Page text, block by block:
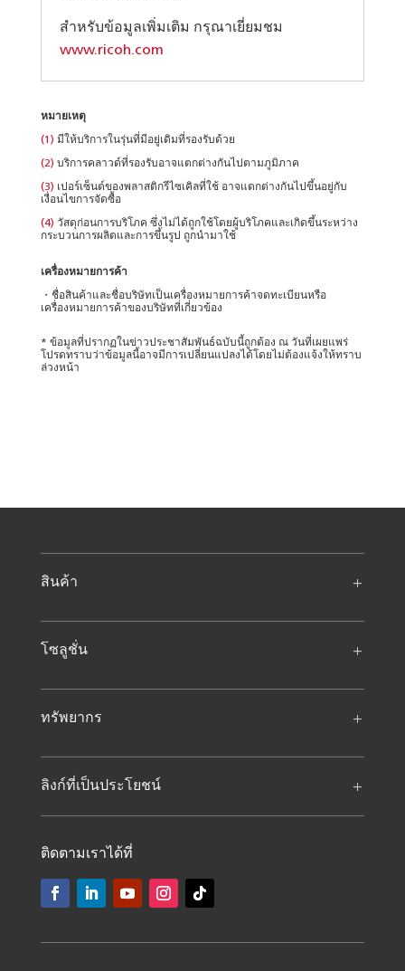
สำหรับข้อมูลเพิ่มเติม กรุณาเยี่ยมชม
www.ricoh.com
หมายเหตุ
(1) มีให้บริการในรุ่นที่มีอยู่เดิมที่รองรับด้วย
(2) บริการคลาวด์ที่รองรับอาจแตกต่างกันไปตามภูมิภาค
(3) เปอร์เซ็นต์ของพลาสติกรีไซเคิลที่ใช้ อาจแตกต่างกันไปขึ้นอยู่กับ
เงื่อนไขการจัดซื้อ
(4) วัสดุก่อนการบริโภค ซึ่งไม่ได้ถูกใช้โดยผู้บริโภคและเกิดขึ้นระหว่าง
กระบวนการผลิตและการขึ้นรูป ถูกนำมาใช้
เครื่องหมายการค้า
・ชื่อสินค้าและชื่อบริษัทเป็นเครื่องหมายการค้าจดทะเบียนหรือ
เครื่องหมายการค้าของบริษัทที่เกี่ยวข้อง
* ข้อมูลที่ปรากฏในข่าวประชาสัมพันธ์ฉบับนี้ถูกต้อง ณ วันที่เผยแพร่
โปรดทราบว่าข้อมูลนี้อาจมีการเปลี่ยนแปลงได้โดยไม่ต้องแจ้งให้ทราบ
ล่วงหน้า
สินค้า
โซลูชั่น
ทรัพยากร
ลิงก์ที่เป็นประโยชน์
ติดตามเราได้ที่